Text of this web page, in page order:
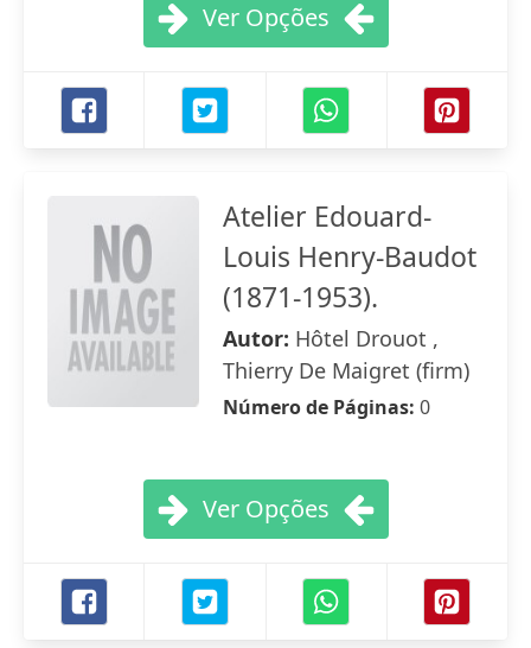
Ver Opções
Atelier Edouard-
Louis Henry-Baudot
(1871-1953).
Autor: Hôtel Drouot ,
Thierry De Maigret (firm)
Número de Páginas: 0
Ver Opções